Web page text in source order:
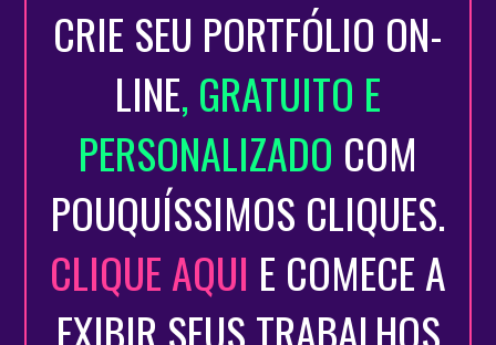
CRIE SEU PORTFÓLIO ON-
LINE, GRATUITO E
PERSONALIZADO COM
POUQUÍSSIMOS CLIQUES.
CLIQUE AQUI E COMECE A
EXIBIR SEUS TRABALHOS